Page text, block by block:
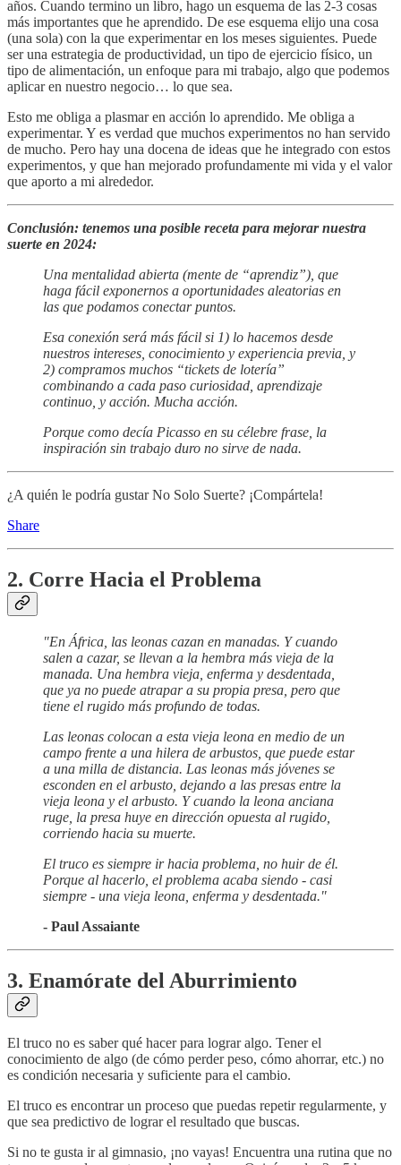
años. Cuando termino un libro, hago un esquema de las 2-3 cosas
más importantes que he aprendido. De ese esquema elijo una cosa
(una sola) con la que experimentar en los meses siguientes. Puede
ser una estrategia de productividad, un tipo de ejercicio físico, un
tipo de alimentación, un enfoque para mi trabajo, algo que podemos
aplicar en nuestro negocio… lo que sea.
Esto me obliga a plasmar en acción lo aprendido. Me obliga a
experimentar. Y es verdad que muchos experimentos no han servido
de mucho. Pero hay una docena de ideas que he integrado con estos
experimentos, y que han mejorado profundamente mi vida y el valor
que aporto a mi alrededor.
Conclusión: tenemos una posible receta para mejorar nuestra
suerte en 2024:
Una mentalidad abierta (mente de “aprendiz”), que
haga fácil exponernos a oportunidades aleatorias en
las que podamos conectar puntos.
Esa conexión será más fácil si 1) lo hacemos desde
nuestros intereses, conocimiento y experiencia previa, y
2) compramos muchos “tickets de lotería”
combinando a cada paso curiosidad, aprendizaje
continuo, y acción. Mucha acción.
Porque como decía Picasso en su célebre frase, la
inspiración sin trabajo duro no sirve de nada.
¿A quién le podría gustar No Solo Suerte? ¡Compártela!
Share
2. Corre Hacia el Problema
"En África, las leonas cazan en manadas. Y cuando
salen a cazar, se llevan a la hembra más vieja de la
manada. Una hembra vieja, enferma y desdentada,
que ya no puede atrapar a su propia presa, pero que
tiene el rugido más profundo de todas.
Las leonas colocan a esta vieja leona en medio de un
campo frente a una hilera de arbustos, que puede estar
a una milla de distancia. Las leonas más jóvenes se
esconden en el arbusto, dejando a las presas entre la
vieja leona y el arbusto. Y cuando la leona anciana
ruge, la presa huye en dirección opuesta al rugido,
corriendo hacia su muerte.
El truco es siempre ir hacia problema, no huir de él.
Porque al hacerlo, el problema acaba siendo - casi
siempre - una vieja leona, enferma y desdentada."
- Paul Assaiante
3. Enamórate del Aburrimiento
El truco no es saber qué hacer para lograr algo. Tener el
conocimiento de algo (de cómo perder peso, cómo ahorrar, etc.) no
es condición necesaria y suficiente para el cambio.
El truco es encontrar un proceso que puedas repetir regularmente, y
que sea predictivo de lograr el resultado que buscas.
Si no te gusta ir al gimnasio, ¡no vayas! Encuentra una rutina que no